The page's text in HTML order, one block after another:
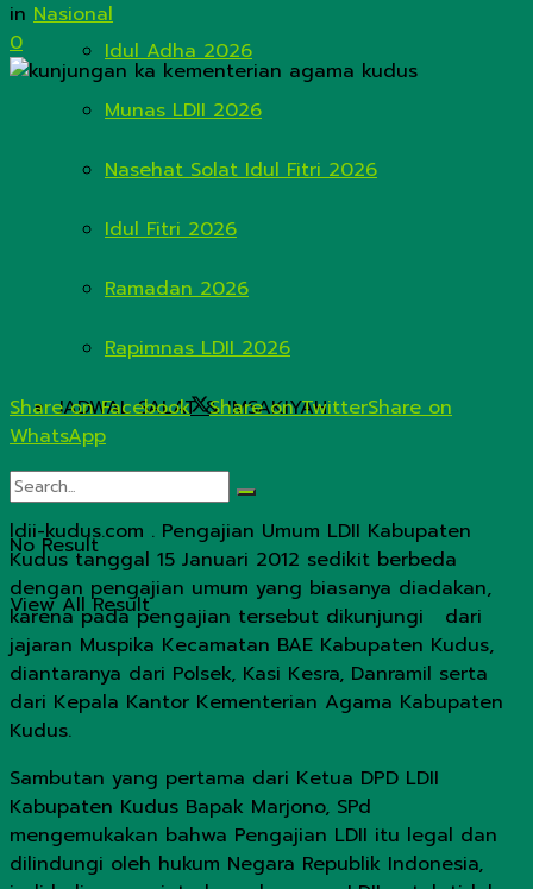
Idul Adha 2026
Munas LDII 2026
Nasehat Solat Idul Fitri 2026
Idul Fitri 2026
Ramadan 2026
Rapimnas LDII 2026
JADWAL SALAT & IMSAKIYAH
No Result
View All Result
in Nasional
0
Share on Facebook Share on TwitterShare on
WhatsApp
ldii-kudus.com . Pengajian Umum LDII Kabupaten
Kudus tanggal 15 Januari 2012 sedikit berbeda
dengan pengajian umum yang biasanya diadakan,
karena pada pengajian tersebut dikunjungi dari
jajaran Muspika Kecamatan BAE Kabupaten Kudus,
diantaranya dari Polsek, Kasi Kesra, Danramil serta
dari Kepala Kantor Kementerian Agama Kabupaten
Kudus.
Sambutan yang pertama dari Ketua DPD LDII
Kabupaten Kudus Bapak Marjono, SPd
mengemukakan bahwa Pengajian LDII itu legal dan
dilindungi oleh hukum Negara Republik Indonesia,